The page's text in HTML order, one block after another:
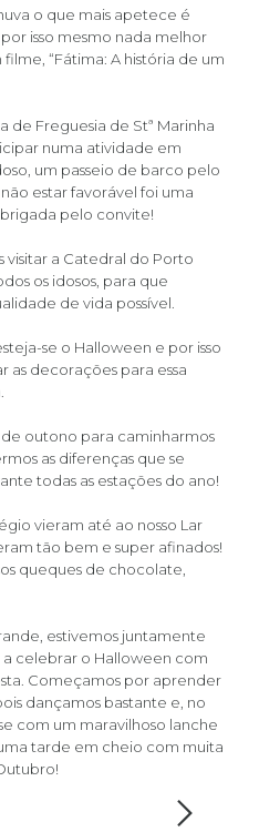
o que mais apetece é
isso mesmo nada melhor
“Fátima: A história de um
de Freguesia de Stª Marinha
numa atividade em
um passeio de barco pelo
estar favorável foi uma
pelo convite!
visitar a Catedral do Porto
os idosos, para que
de vida possível.
se o Halloween e por isso
as decorações para essa
outono para caminharmos
as diferenças que se
todas as estações do ano!
vieram até ao nosso Lar
tão bem e super afinados!
queques de chocolate,
estivemos juntamente
celebrar o Halloween com
Começamos por aprender
dançamos bastante e, no
com um maravilhoso lanche
tarde em cheio com muita